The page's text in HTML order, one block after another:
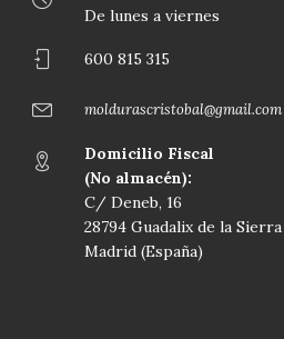
De lunes a viernes
600 815 315
moldurascristobal@gmail.com
Domicilio Fiscal
(No almacén):
C/ Deneb, 16
28794 Guadalix de la Sierra
Madrid (España)